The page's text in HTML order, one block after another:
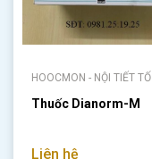
HOOCMON - NỘI TIẾT TỐ
Thuốc Dianorm-M
Liên hệ